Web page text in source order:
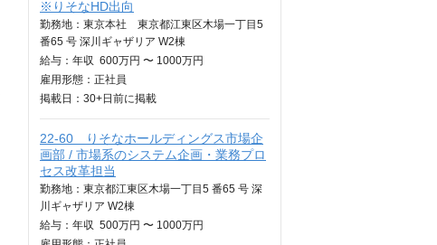
※りそなHD出向
勤務地：東京本社 東京都江東区木場一丁目5
番65 号 深川ギャザリア W2棟
給与： 年収 600万円 〜 1000万円
雇用形態：正社員
掲載日： 30+日 前に掲載
22-60 りそなホールディングス市場企
画部 / 市場系のシステム企画・業務プロ
セス改革担当
勤務地：東京都江東区木場一丁目5 番65 号 深
川ギャザリア W2棟
給与： 年収 500万円 〜 1000万円